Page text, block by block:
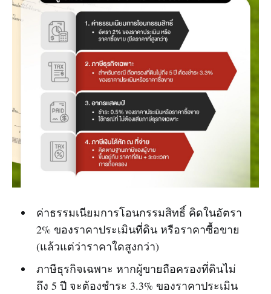
ค่าธรรมเนียมการโอนกรรมสิทธิ์ คิดในอัตรา
2% ของราคาประเมินที่ดิน หรือราคาซื้อขาย
(แล้วแต่ว่าราคาใดสูงกว่า)
ภาษีธุรกิจเฉพาะ หากผู้ขายถือครองที่ดินไม่
ถึง 5 ปี จะต้องชำระ 3.3% ของราคาประเมิน